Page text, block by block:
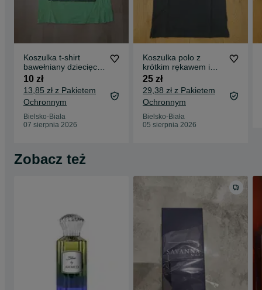
Koszulka t-shirt
bawełniany dziecięcy
158/164 z grafiką
10 zł
13,85 zł z Pakietem
Ochronnym
Bielsko-Biała
07 sierpnia 2026
Koszulka polo z
krótkim rękawem i
kołnierzykiem
bawełna
25 zł
29,38 zł z Pakietem
Ochronnym
Bielsko-Biała
05 sierpnia 2026
Zobacz też